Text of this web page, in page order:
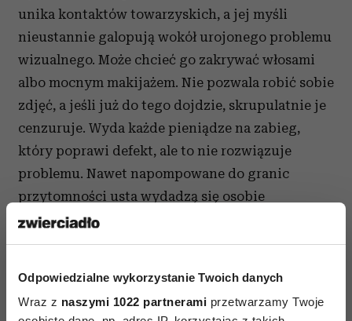
Odpowiedzialne wykorzystanie Twoich danych
Wraz z naszymi 1022 partnerami przetwarzamy Twoje
unika kontaktów towarzyskich, a jej myśli
nieustannie galopują wokół urojonego problemu
wizualnego. Może chcieć go zakrywać włosami
albo mocnym makijażem. Nie pozwala robić sobie
zdjęć, a jeśli już do tego dojdzie, skrupulatnie je
cenzuruje. Wyda każde pieniądze na zabieg,
który poprawi defekt, ale to nie rozwiązuje
problemu. Nawet napompowane do granic
przytomności usta wydadzą się osobie
z dysmorfofobią przerażająco małe… Sedno tego
zaburzenia leży bowiem w głowie, nie wyglądzie.
z dysmorfofobią, że zabieg rozwiązał problem,
bardzo szybko znajdzie sobie kolejny defekt,